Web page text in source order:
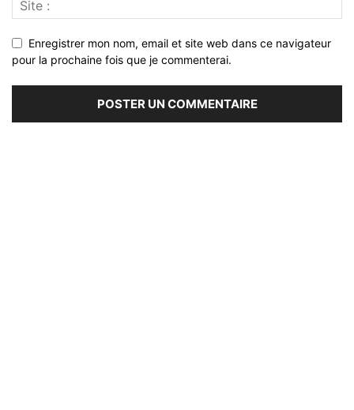
Enregistrer mon nom, email et site web dans ce navigateur
pour la prochaine fois que je commenterai.